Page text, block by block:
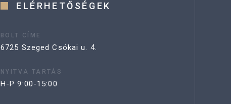
ELÉRHETŐSÉGEK
BOLT CÍME
6725 Szeged Csókai u. 4.
NYITVA TARTÁS
H-P 9:00-15:00